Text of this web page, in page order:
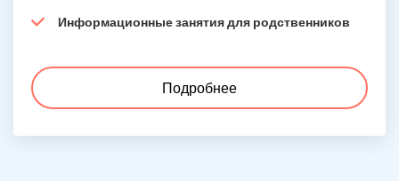
Информационные занятия для родственников
Подробнее